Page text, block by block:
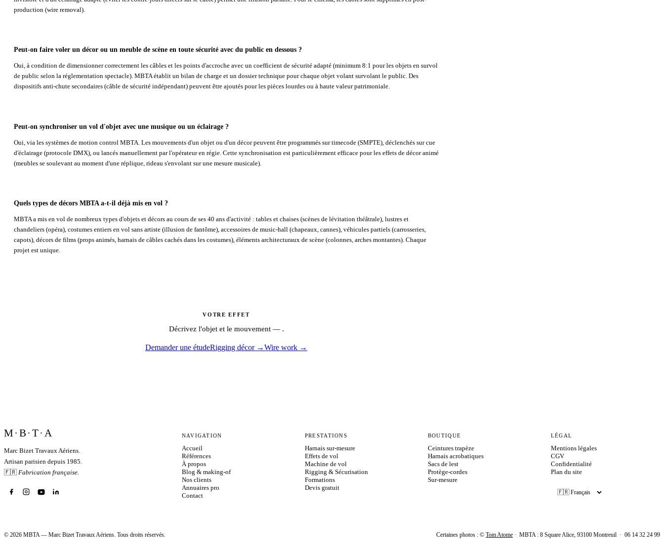
production (wire removal).
Peut-on faire voler un décor ou un meuble de scène en toute sécurité avec du public en dessous ?
Oui, à condition de dimensionner correctement les câbles et les points d'accroche avec un coefficient de sécurité adapté (minimum 8:1 pour les objets en survol
de public selon la réglementation spectacle). MBTA établit un bilan de charge et un dossier technique pour chaque objet volant survolant le public. Des
dispositifs anti-chute secondaires (câble de sécurité indépendant) peuvent être ajoutés pour les pièces lourdes ou à haute valeur patrimoniale.
Peut-on synchroniser un vol d'objet avec une musique ou un éclairage ?
Oui, via les systèmes de motion control MBTA. Les mouvements d'un objet ou d'un décor peuvent être programmés sur timecode (SMPTE), déclenchés sur cue
d'éclairage (protocole DMX), ou lancés manuellement par l'opérateur en régie. Cette synchronisation est particulièrement efficace pour les effets de décor animé
(meubles se soulevant au moment d'une réplique, rideau s'envolant sur une mesure musicale).
Quels types de décors MBTA a-t-il déjà mis en vol ?
MBTA a mis en vol de nombreux types d'objets et décors au cours de ses 40 ans d'activité : tables et chaises (scènes de lévitation théâtrale), lustres et
chandeliers (opéra), costumes entiers en vol sans artiste (illusion de fantôme), accessoires de music-hall (chapeaux, cannes), véhicules partiels (carrosseries,
capots), décors de films (props animés, harnais de câbles cachés dans les costumes), éléments architecturaux de scène (colonnes, arches montantes). Chaque
projet est unique.
VOTRE EFFET
Décrivez l'objet et le mouvement — .
Demander une étudeRigging décor →Wire work →
M·B·T·A
Marc Bizet Travaux Aériens.
Artisan parisien depuis 1985.
🇫🇷 Fabrication française.
NAVIGATION
Accueil
Références
À propos
Blog & making-of
Nos clients
Annuaires pro
Contact
PRESTATIONS
Harnais sur-mesure
Effets de vol
Machine de vol
Rigging & Sécurisation
Formations
Devis gratuit
BOUTIQUE
Ceintures trapèze
Harnais acrobatiques
Sacs de lest
Protège-cordes
Sur-mesure
LÉGAL
Mentions légales
CGV
Confidentialité
Plan du site
© 2026 MBTA — Marc Bizet Travaux Aériens. Tous droits réservés. Certaines photos : © Tom Atome · MBTA : 8 Square Alice, 93100 Montreuil · 06 14 32 24 99